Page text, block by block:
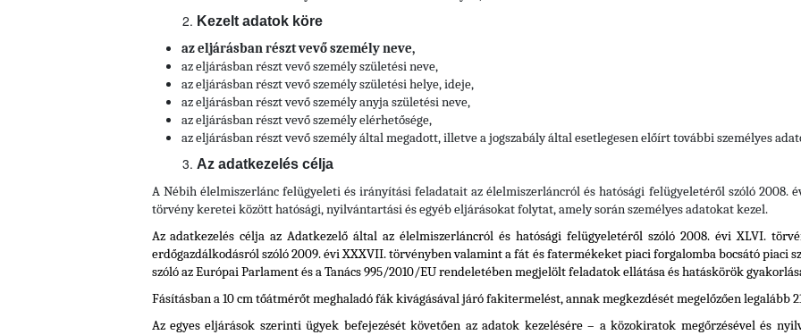
Kezelt adatok köre
az eljárásban részt vevő személy neve,
az eljárásban részt vevő személy születési neve,
az eljárásban részt vevő személy születési helye, ideje,
az eljárásban részt vevő személy anyja születési neve,
az eljárásban részt vevő személy elérhetősége,
az eljárásban részt vevő személy által megadott, illetve a jogszabály által esetlegesen előírt további személyes
Az adatkezelés célja
A Nébih élelmiszerlánc felügyeleti és irányítási feladatait az élelmiszerláncról és hatósági felügyeletéről szóló 2008.
törvény keretei között hatósági, nyilvántartási és egyéb eljárásokat folytat, amely során személyes adatokat kezel.
Az adatkezelés célja az Adatkezelő által az élelmiszerláncról és hatósági felügyeletéről szóló 2008. évi XLVI.
erdőgazdálkodásról szóló 2009. évi XXXVII. törvényben valamint a fát és fatermékeket piaci forgalomba bocsátó piaci
szóló az Európai Parlament és a Tanács 995/2010/EU rendeletében megjelölt feladatok ellátása és hatáskörök
Fásításban a 10 cm tőátmérőt meghaladó fák kivágásával járó fakitermelést, annak megkezdését megelőzően legalább
Az egyes eljárások szerinti ügyek befejezését követően az adatok kezelésére – a közokiratok megőrzésével és